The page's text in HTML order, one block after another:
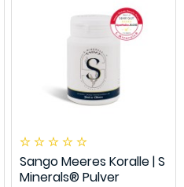
Sango Meeres Koralle | S
Minerals® Pulver